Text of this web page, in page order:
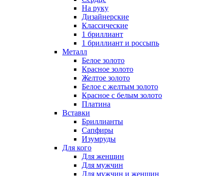
На руку
Дизайнерские
Классические
1 бриллиант
1 бриллиант и россыпь
Металл
Белое золото
Красное золото
Желтое золото
Белое с желтым золото
Красное с белым золото
Платина
Вставки
Бриллианты
Сапфиры
Изумруды
Для кого
Для женщин
Для мужчин
Для мужчин и женщин